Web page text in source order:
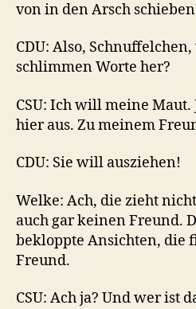
von in den Arsch
CDU: Also,
schlimmen Worte her?
CSU: Ich will meine Maut.
hier aus. Zu meinem
CDU: Sie will ausziehen!
Welke: Ach, die zieht
auch gar keinen Freund.
bekloppte Ansichten, die
Freund.
CSU: Ach ja? Und wer ist